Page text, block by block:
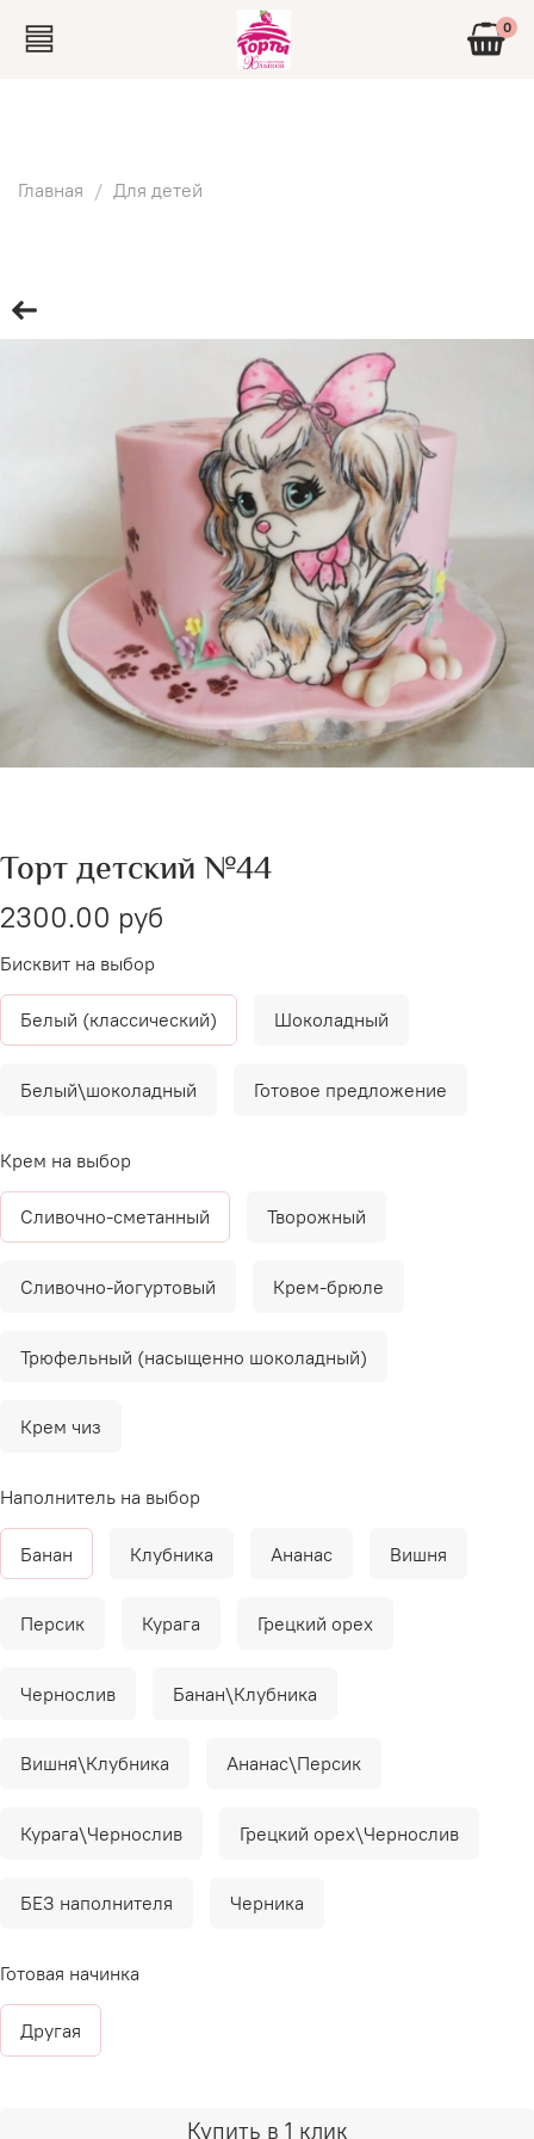
0
Главная Для детей
Торт детский №44
2300.00 руб
Купить в 1 клик
Бисквит на выбор
Белый (классический) Шоколадный
Белый\шоколадный Готовое предложение
Крем на выбор
Сливочно-сметанный Творожный
Сливочно-йогуртовый Крем-брюле
Трюфельный (насыщенно шоколадный)
Крем чиз
Наполнитель на выбор
Банан Клубника Ананас Вишня
Персик Курага Грецкий орех
Чернослив Банан\Клубника
Вишня\Клубника Ананас\Персик
Курага\Чернослив Грецкий орех\Чернослив
БЕЗ наполнителя Черника
Готовая начинка
Другая